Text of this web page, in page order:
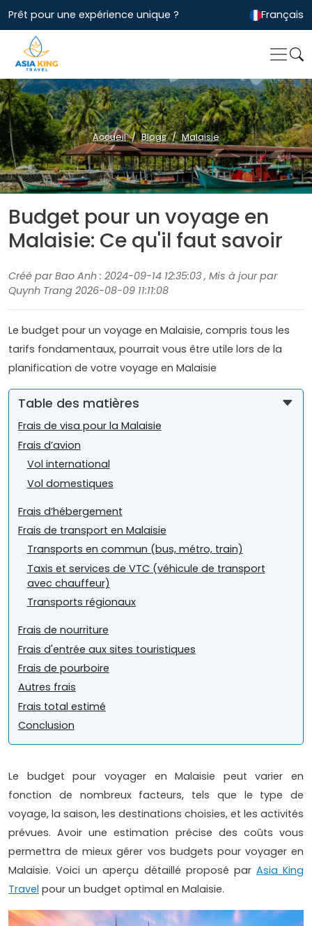
Prêt pour une expérience unique ? Français
Accueil Blogs Malaisie
Budget pour un voyage en
Malaisie: Ce qu'il faut savoir
Créé par Bao Anh : 2024-09-14 12:35:03 , Mis à jour par
Quynh Trang 2026-08-09 11:11:08
Le budget pour un voyage en Malaisie, compris tous les
tarifs fondamentaux, pourrait vous être utile lors de la
planification de votre voyage en Malaisie
Table des matières
Frais de visa pour la Malaisie
Frais d’avion
Vol international
Vol domestiques
Frais d’hébergement
Frais de transport en Malaisie
Transports en commun (bus, métro, train)
Taxis et services de VTC (véhicule de transport
avec chauffeur)
Transports régionaux
Frais de nourriture
Frais d'entrée aux sites touristiques
Frais de pourboire
Autres frais
Frais total estimé
Conclusion
Le budget pour voyager en Malaisie peut varier en
fonction de nombreux facteurs, tels que le type de
voyage, la saison, les destinations choisies, et les activités
prévues. Avoir une estimation précise des coûts vous
permettra de mieux gérer vos budgets pour voyager en
Malaisie. Voici un aperçu détaillé proposé par Asia King
Travel pour un budget optimal en Malaisie.